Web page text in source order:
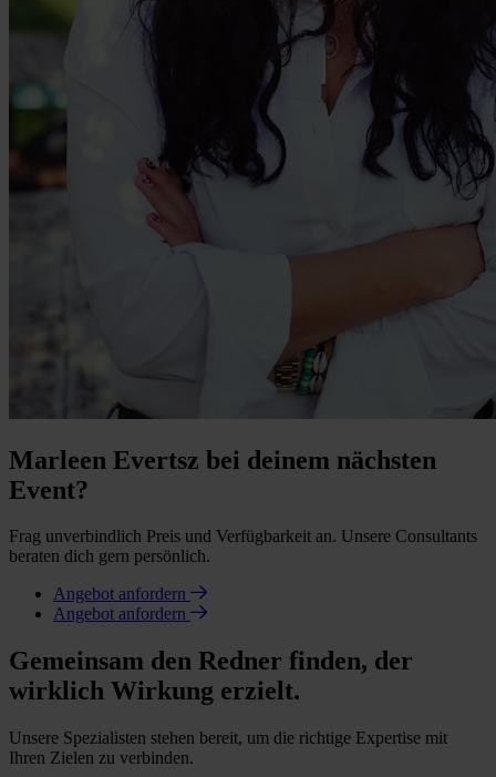
Marleen Evertsz bei deinem nächsten
Event?
Frag unverbindlich Preis und Verfügbarkeit an. Unsere Consultants
beraten dich gern persönlich.
Angebot anfordern
Angebot anfordern
Gemeinsam den Redner finden, der
wirklich Wirkung erzielt.
Unsere Spezialisten stehen bereit, um die richtige Expertise mit
Ihren Zielen zu verbinden.